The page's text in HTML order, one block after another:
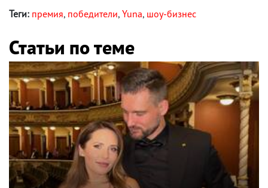
Теги: премия, победители, Yuna, шоу-бизнес
Статьи по теме